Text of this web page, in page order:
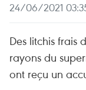
24/06/2021
Des litchis frais
rayons du
ont reçu un